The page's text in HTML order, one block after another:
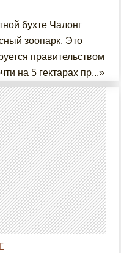
бухте Чалонг
зоопарк. Это
правительством
на 5 гектарах пр...»